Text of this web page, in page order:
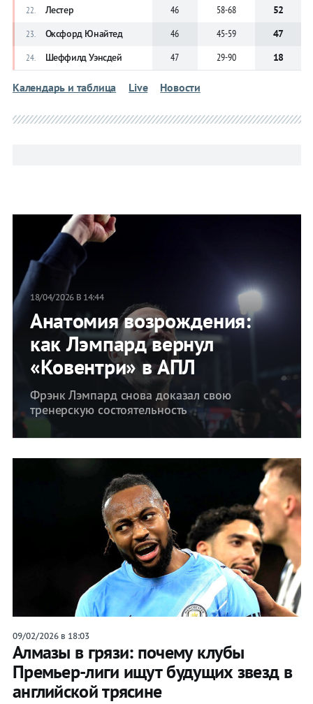
22. Лестер 46 58-68 52
23. Оксфорд Юнайтед 46 45-59 47
24. Шеффилд Уэнсдей 47 29-90 18
Календарь и таблица Live Новости
18/04/2026 В 14:44
Анатомия возрождения:
как Лэмпард вернул
«Ковентри» в АПЛ
Фрэнк Лэмпард снова доказал свою
тренерскую состоятельность
09/02/2026 в 18:03
Алмазы в грязи: почему клубы
Премьер-лиги ищут будущих звезд в
английской трясине